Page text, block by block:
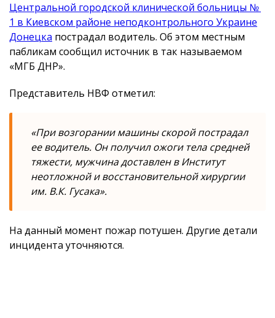
Центральной городской клинической больницы №
1 в Киевском районе неподконтрольного Украине
Донецка пострадал водитель. Об этом местным
пабликам сообщил источник в так называемом
«МГБ ДНР».
Представитель НВФ отметил:
«При возгорании машины скорой пострадал
ее водитель. Он получил ожоги тела средней
тяжести, мужчина доставлен в Институт
неотложной и восстановительной хирургии
им. В.К. Гусака».
На данный момент пожар потушен. Другие детали
инцидента уточняются.